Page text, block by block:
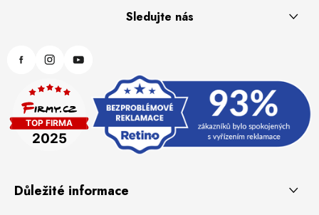
Sledujte nás
Důležité informace